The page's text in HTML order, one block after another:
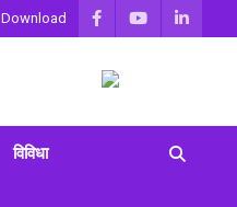
Download
विविधा